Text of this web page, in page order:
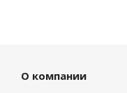
О компании